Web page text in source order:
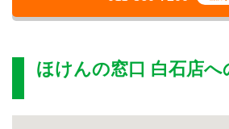
ほけんの窓口 白石店へ